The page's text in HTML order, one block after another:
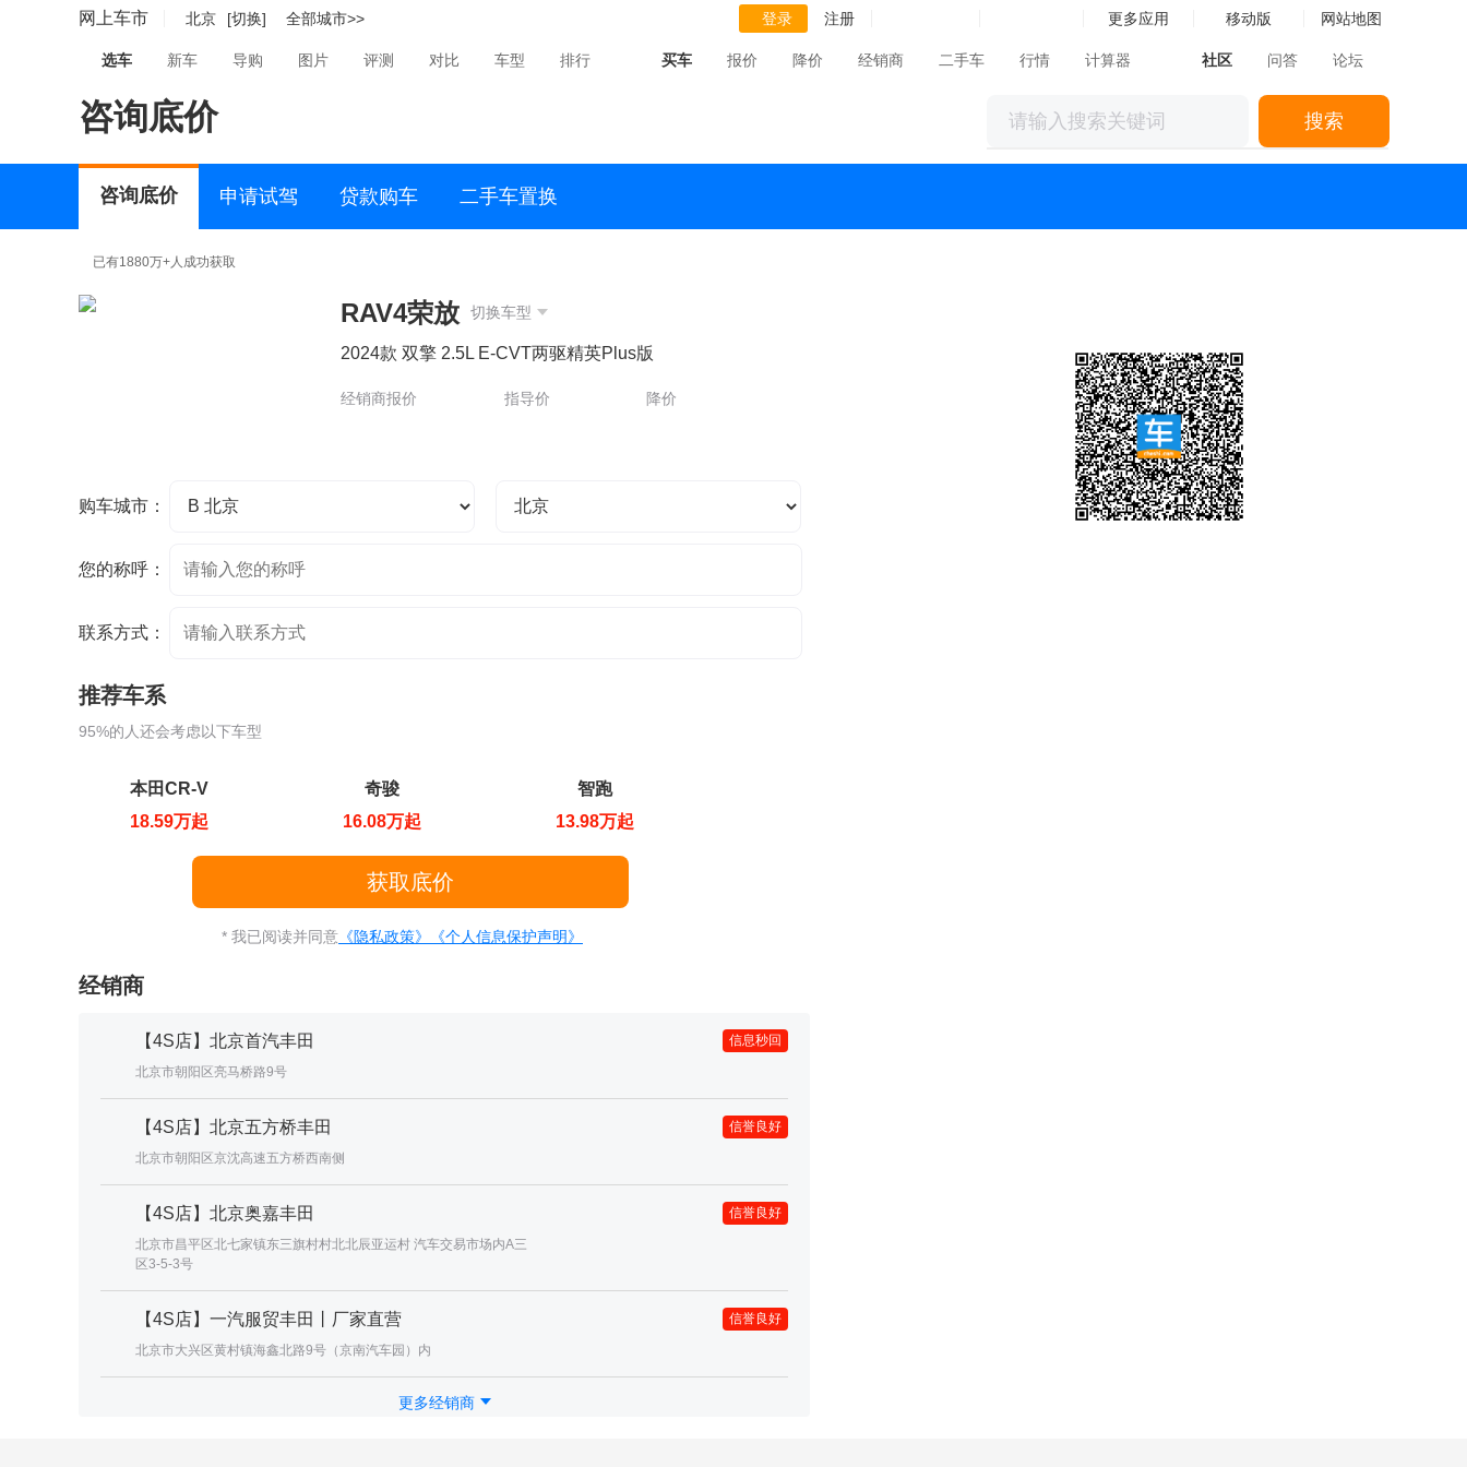
网上车市 北京 [切换] 全部城市>> 登录 注册 更多应用 移动版 网站地图
选车 新车 导购 图片 评测 对比 车型 排行 买车 报价 降价 经销商 二手车 行情 计算器 社区 问答 论坛
咨询底价 搜索
咨询底价 申请试驾 贷款购车 二手车置换
已有1880万+人成功获取
RAV4荣放 切换车型
2024款 双擎 2.5L E-CVT两驱精英Plus版
经销商报价 指导价 降价
购车城市：
您的称呼：
联系方式：
推荐车系
95%的人还会考虑以下车型
本田CR-V
18.59万起
奇骏
16.08万起
智跑
13.98万起
* 我已阅读并同意 《隐私政策》 《个人信息保护声明》
经销商
【4S店】北京首汽丰田
北京市朝阳区亮马桥路9号
信息秒回
【4S店】北京五方桥丰田
北京市朝阳区京沈高速五方桥西南侧
信誉良好
【4S店】北京奥嘉丰田
北京市昌平区北七家镇东三旗村村北北辰亚运村 汽车交易市场内A三
区3-5-3号
信誉良好
【4S店】一汽服贸丰田丨厂家直营
北京市大兴区黄村镇海鑫北路9号（京南汽车园）内
信誉良好
更多经销商